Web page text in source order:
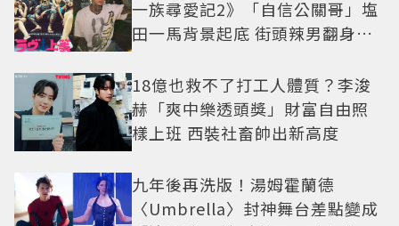
一族尋愛記2》「自信公關哥」塩
田一馬背景起底 街頭辣男翻身當
18億也救不了打工人體質？李浚
赫「爽中樂透頭獎」財富自由照
樣上班 西裝社畜帥出新高度
九年後再洗版！湯姆霍蘭德
〈Umbrella〉封神舞台差點變成